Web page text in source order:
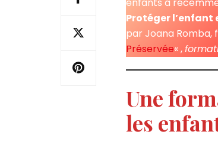
Protéger l’enfant
par Joana Romba,
Préservée« ,
Une
les